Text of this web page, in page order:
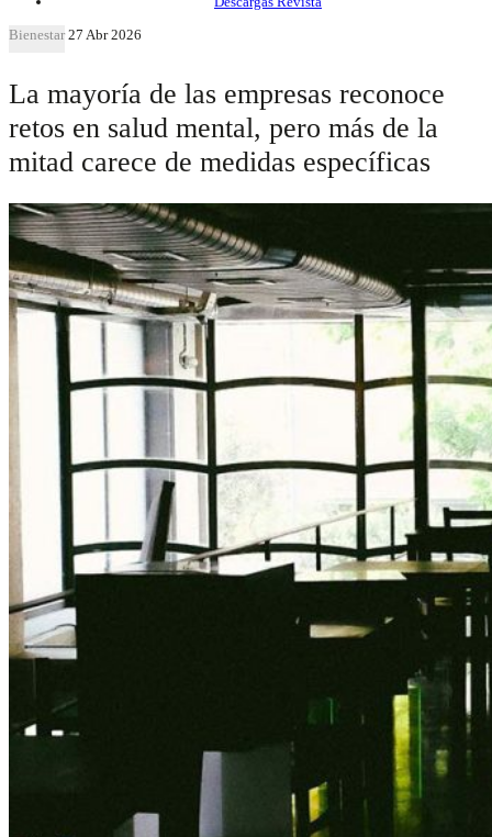
Bienestar 27 Abr 2026
La mayoría de las empresas reconoce
retos en salud mental, pero más de la
mitad carece de medidas específicas